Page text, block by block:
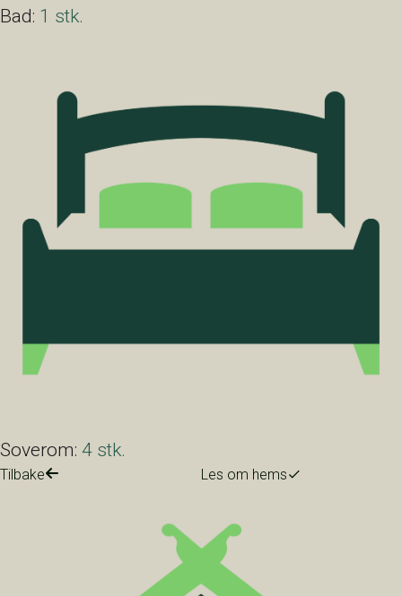
Bad: 1 stk.
Soverom: 4 stk.
Tilbake Les om hems